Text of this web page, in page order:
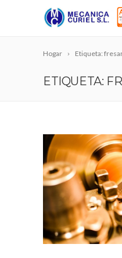
Hogar Etiqueta:
ETIQUETA: